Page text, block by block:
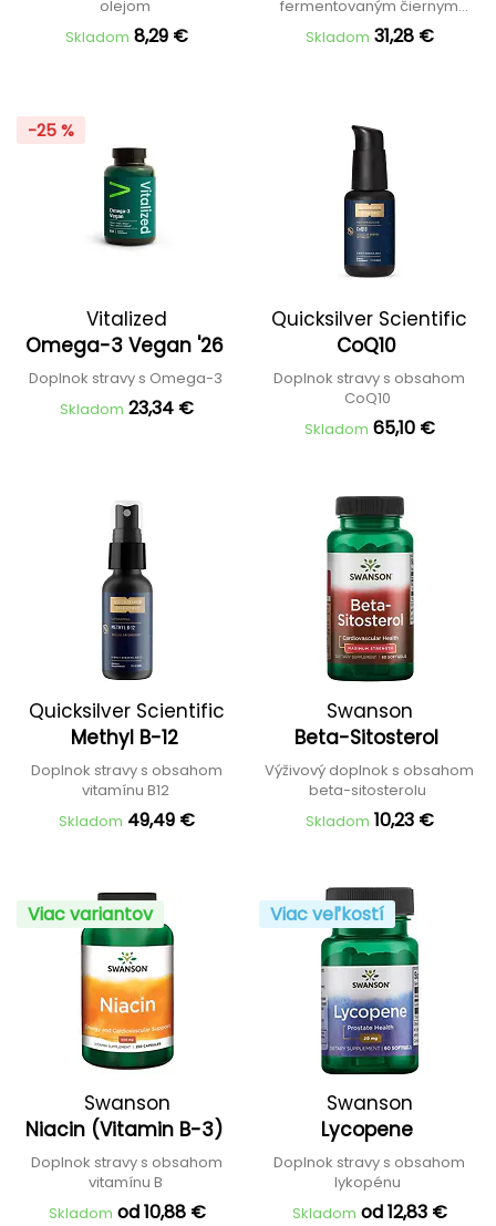
olejom
Skladom 8,29 €
fermentovaným čiernym
cesnakom
Skladom 31,28 €
-25 %
Vitalized
Omega-3 Vegan '26
Doplnok stravy s Omega-3
Skladom 23,34 €
Quicksilver Scientific
CoQ10
Doplnok stravy s obsahom
CoQ10
Skladom 65,10 €
Quicksilver Scientific
Methyl B-12
Doplnok stravy s obsahom
vitamínu B12
Skladom 49,49 €
Swanson
Beta-Sitosterol
Výživový doplnok s obsahom
beta-sitosterolu
Skladom 10,23 €
Viac variantov
Swanson
Niacin (Vitamin B-3)
Doplnok stravy s obsahom
vitamínu B
Skladom od 10,88 €
Viac veľkostí
Swanson
Lycopene
Doplnok stravy s obsahom
lykopénu
Skladom od 12,83 €